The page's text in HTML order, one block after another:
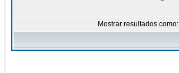
Mostrar resultados como: